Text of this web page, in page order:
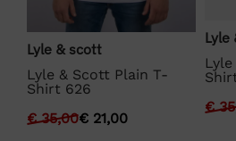
synthetisch | Niet in de
op een lage temperatuur
Lyle & scott
Lyle & Scott Plain T-
Shirt 626
€35,00€ 21,00
Lyle
€